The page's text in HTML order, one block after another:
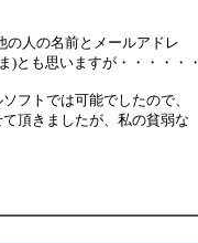
の人の名前とメールアドレ
)とも思いますが・・・・・・
フトでは可能でしたので、
頂きましたが、私の貧弱な